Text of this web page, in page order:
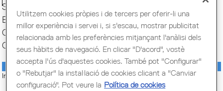
Servei d'ocupació
Escola Sert. Formació
Campus Virtual. Moodle
Campus d’Empresa. Jornades Tècniques
Imatge:© Francesc Labastida
Utilitzem cookies pròpies i de tercers per oferir-li una
millor experiència i servei i, si s'escau, mostrar publicitat
relacionada amb les preferències mitjançant l'anàlisi dels
seus hàbits de navegació. En clicar "D'acord", vostè
accepta l'ús d'aquestes cookies. També pot "Configurar"
o "Rebutjar" la instal·lació de cookies clicant a "Canviar
configuració". Pot veure la Política de cookies